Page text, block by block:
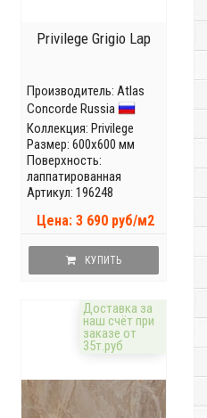
Privilege Grigio Lap
Производитель: Atlas
Concorde Russia
Коллекция: Privilege
Размер: 600x600 мм
Поверхность:
лаппатированная
Артикул: 196248
Цена: 3 690 руб/м2
КУПИТЬ
Доставка за
наш счёт при
заказе от
35т.руб